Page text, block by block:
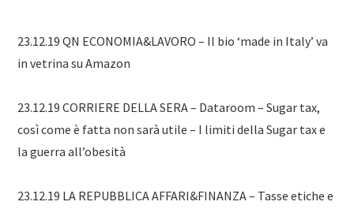
23.12.19 QN ECONOMIA&LAVORO – Il bio ‘made in Italy’ va
in vetrina su Amazon
23.12.19 CORRIERE DELLA SERA – Dataroom – Sugar tax,
così come è fatta non sarà utile – I limiti della Sugar tax e
la guerra all’obesità
23.12.19 LA REPUBBLICA AFFARI&FINANZA – Tasse etiche e